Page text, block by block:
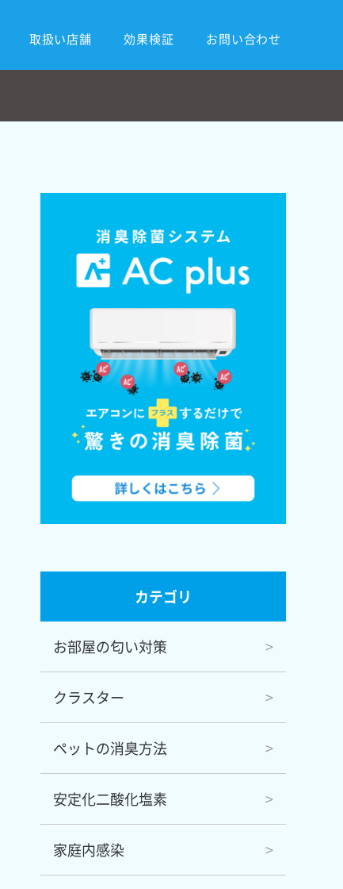
取扱い店舗 効果検証 お問い合わせ
カテゴリ
お部屋の匂い対策
クラスター
ペットの消臭方法
安定化二酸化塩素
家庭内感染